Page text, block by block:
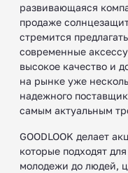
развивающаяся
продаже
стремится
современные
высокое качество и
на рынке уже
надежного
самым актуальным
GOODLOOK делает
которые подходят
молодежи до людей,